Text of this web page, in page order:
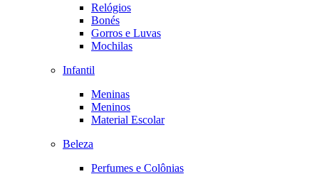
Relógios
Bonés
Gorros e Luvas
Mochilas
Infantil
Meninas
Meninos
Material Escolar
Beleza
Perfumes e Colônias